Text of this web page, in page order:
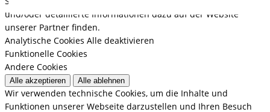
und/oder detaillierte Informationen dazu auf der Website
unserer Partner finden.
Analytische Cookies Alle deaktivieren
Funktionelle Cookies
Andere Cookies
Alle akzeptieren Alle ablehnen
Wir verwenden technische Cookies, um die Inhalte und
Funktionen unserer Webseite darzustellen und Ihren Besuch